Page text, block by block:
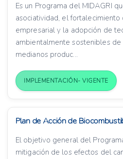
Es un Programa del MIDAGRI
asociatividad, el
empresarial y la adopción de
ambientalmente sostenibles
medianos produc...
IMPLEMENTACIÓN- VIGENTE
Plan de Acción de
El objetivo general del
mitigación de los efectos del